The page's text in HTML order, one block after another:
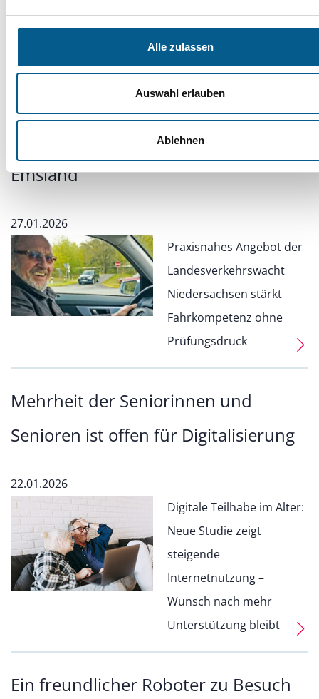
Alle zulassen
Auswahl erlauben
Ablehnen
ein.
Sicher mobil im Alter: Fahrtraining
für Seniorinnen und Senioren im
Emsland
27.01.2026
Praxisnahes Angebot der
Landesverkehrswacht
Niedersachsen stärkt
Fahrkompetenz ohne
Prüfungsdruck
Mehrheit der Seniorinnen und
Senioren ist offen für Digitalisierung
22.01.2026
Digitale Teilhabe im Alter:
Neue Studie zeigt
steigende
Internetnutzung –
Wunsch nach mehr
Unterstützung bleibt
Ein freundlicher Roboter zu Besuch